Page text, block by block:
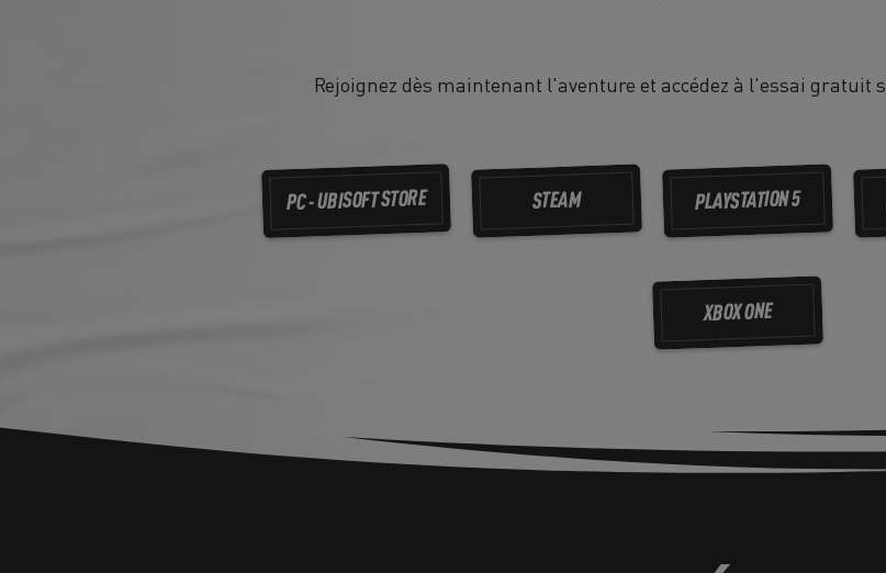
Rejoignez dès maintenant l'aventure et accédez à l'essai gratuit
PC - UBISOFT STORE STEAM PLAYSTATION 5
XBOX ONE